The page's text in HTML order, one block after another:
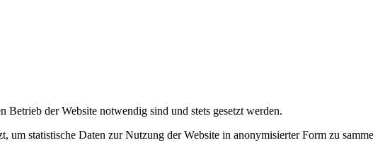
der Website notwendig sind und stets gesetzt werden.
um statistische Daten zur Nutzung der Website in anonymisierter Form zu